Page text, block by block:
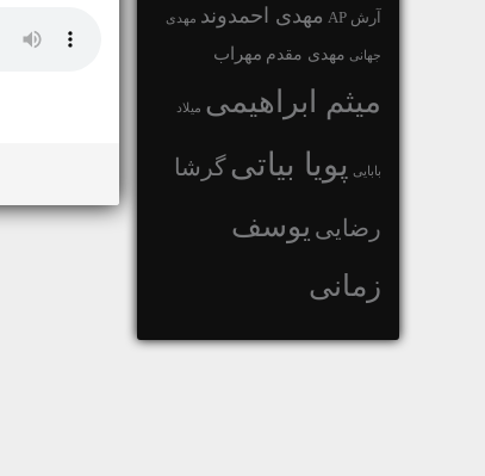
آرش AP مهدی احمدوند مهدی
جهانی مهدی مقدم مهراب
میثم ابراهیمی میلاد
بابایی پویا بیاتیگرشا
رضایی یوسف
زمانی